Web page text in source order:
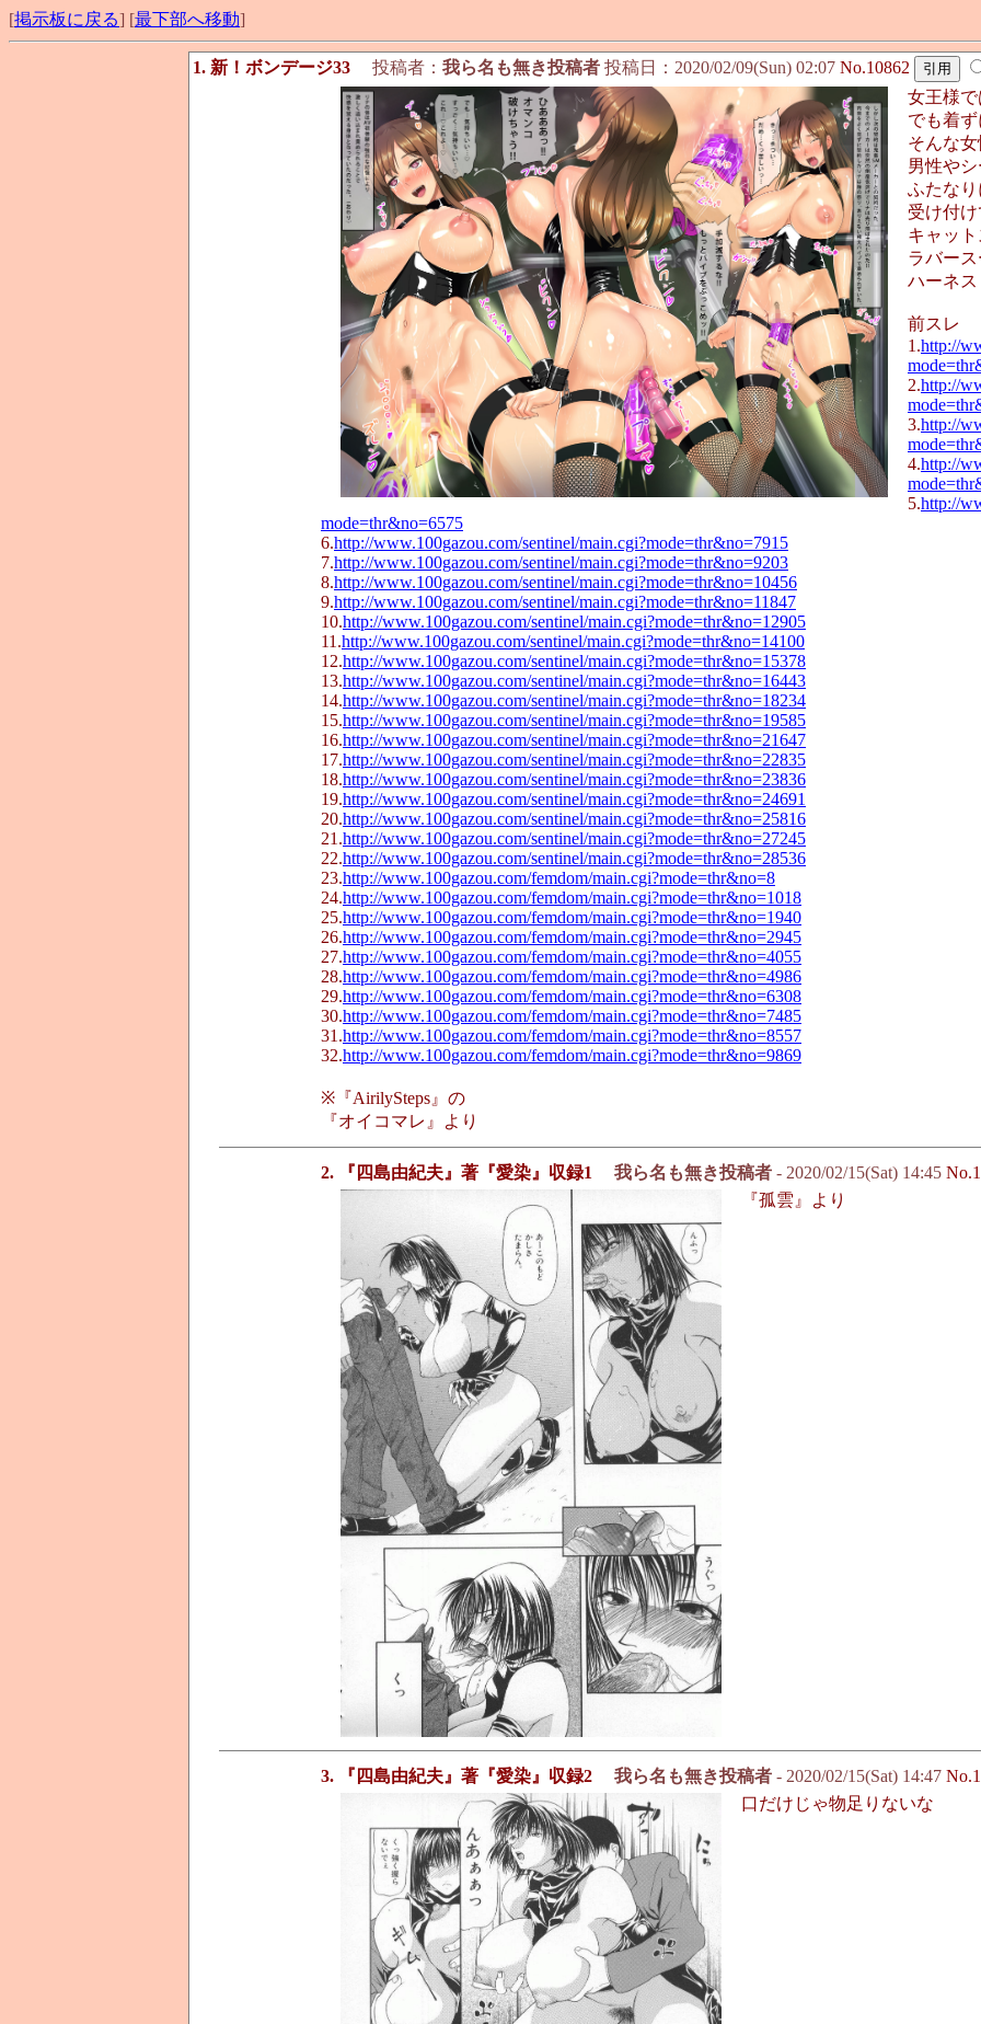
[掲示板に戻る] [最下部へ移動]
1. 新！ボンデージ33 投稿者： 我ら名も無き投稿者 投稿日：2020/02/09(Sun) 02:07 No.10862
女王様
でも着
そんな
男性や
ふたな
受け付
キャッ
ラバー
ハーネ
前スレ
1.http://
2.http://
3.http://
4.http://
5.http://
mode=thr&no=6575
6.http://www.100gazou.com/sentinel/main.cgi?mode=thr&no=7915
7.http://www.100gazou.com/sentinel/main.cgi?mode=thr&no=9203
8.http://www.100gazou.com/sentinel/main.cgi?mode=thr&no=10456
9.http://www.100gazou.com/sentinel/main.cgi?mode=thr&no=11847
10.http://www.100gazou.com/sentinel/main.cgi?mode=thr&no=12905
11.http://www.100gazou.com/sentinel/main.cgi?mode=thr&no=14100
12.http://www.100gazou.com/sentinel/main.cgi?mode=thr&no=15378
13.http://www.100gazou.com/sentinel/main.cgi?mode=thr&no=16443
14.http://www.100gazou.com/sentinel/main.cgi?mode=thr&no=18234
15.http://www.100gazou.com/sentinel/main.cgi?mode=thr&no=19585
16.http://www.100gazou.com/sentinel/main.cgi?mode=thr&no=21647
17.http://www.100gazou.com/sentinel/main.cgi?mode=thr&no=22835
18.http://www.100gazou.com/sentinel/main.cgi?mode=thr&no=23836
19.http://www.100gazou.com/sentinel/main.cgi?mode=thr&no=24691
20.http://www.100gazou.com/sentinel/main.cgi?mode=thr&no=25816
21.http://www.100gazou.com/sentinel/main.cgi?mode=thr&no=27245
22.http://www.100gazou.com/sentinel/main.cgi?mode=thr&no=28536
23.http://www.100gazou.com/femdom/main.cgi?mode=thr&no=8
24.http://www.100gazou.com/femdom/main.cgi?mode=thr&no=1018
25.http://www.100gazou.com/femdom/main.cgi?mode=thr&no=1940
26.http://www.100gazou.com/femdom/main.cgi?mode=thr&no=2945
27.http://www.100gazou.com/femdom/main.cgi?mode=thr&no=4055
28.http://www.100gazou.com/femdom/main.cgi?mode=thr&no=4986
29.http://www.100gazou.com/femdom/main.cgi?mode=thr&no=6308
30.http://www.100gazou.com/femdom/main.cgi?mode=thr&no=7485
31.http://www.100gazou.com/femdom/main.cgi?mode=thr&no=8557
32.http://www.100gazou.com/femdom/main.cgi?mode=thr&no=9869
※『AirilySteps』の
『オイコマレ』より
2. 『四島由紀夫』著『愛染』収録1 我ら名も無き投稿者 - 2020/02/15(Sat) 14:45
『孤雲』より
3. 『四島由紀夫』著『愛染』収録2 我ら名も無き投稿者 - 2020/02/15(Sat) 14:47
口だけじゃ物足りないな